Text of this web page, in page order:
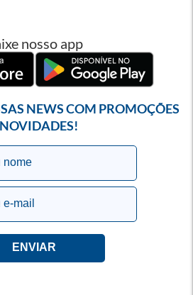
nosso app
NEWS COM PROMOÇÕES